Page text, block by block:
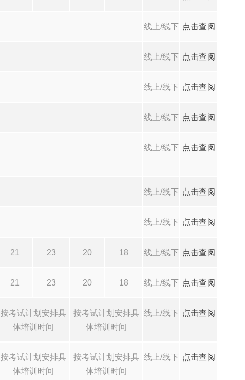
线上/线下 点击查阅
线上/线下 点击查阅
线上/线下 点击查阅
线上/线下 点击查阅
线上/线下 点击查阅
线上/线下 点击查阅
线上/线下 点击查阅
21 23 20 18 线上/线下 点击查阅
21 23 20 18 线上/线下 点击查阅
按考试计划安排具
体培训时间
按考试计划安排具
体培训时间
线上/线下 点击查阅
按考试计划安排具
体培训时间
按考试计划安排具
体培训时间
线上/线下 点击查阅